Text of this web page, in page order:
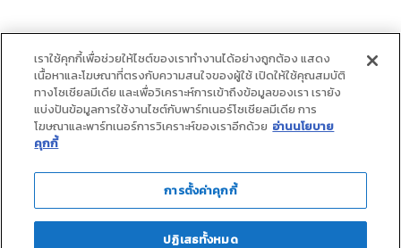
alliance
เราใช้คุกกี้เพื่อช่วยให้ไซต์ของเราทำงานได้อย่างถูกต้อง แสดง
เนื้อหาและโฆษณาที่ตรงกับความสนใจของผู้ใช้ เปิดให้ใช้คุณสมบัติ
ทางโซเชียลมีเดีย และเพื่อวิเคราะห์การเข้าถึงข้อมูลของเรา เรายัง
แบ่งปันข้อมูลการใช้งานไซต์กับพาร์ทเนอร์โซเชียลมีเดีย การ
โฆษณาและพาร์ทเนอร์การวิเคราะห์ของเราอีกด้วย อ่านนโยบาย
คุกกี้
การตั้งค่าคุกกี้
ปฏิเสธทั้งหมด